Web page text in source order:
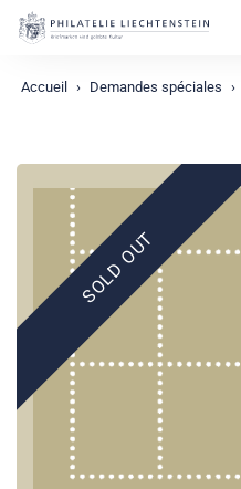
Accueil Demandes spéciales
SOLD OUT